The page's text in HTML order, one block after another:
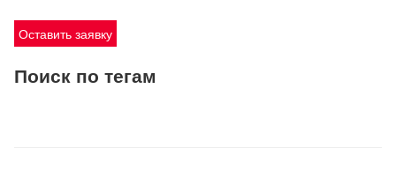
Оставить заявку
Поиск по тегам